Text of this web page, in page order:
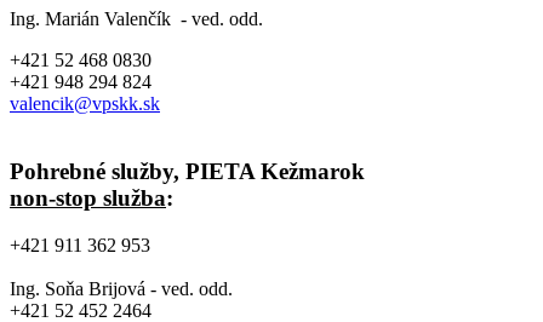
Ing. Marián Valenčík - ved. odd.
+421 52 468 0830
+421 948 294 824
valencik@vpskk.sk
Pohrebné služby, PIETA Kežmarok
non-stop služba:
+421 911 362 953
Ing. Soňa Brijová - ved. odd.
+421 52 452 2464